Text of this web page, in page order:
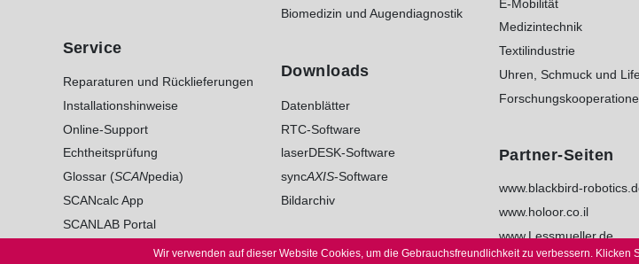
Service
Reparaturen und Rücklieferungen
Installationshinweise
Online-Support
Echtheitsprüfung
Glossar (SCANpedia)
SCANcalc App
SCANLAB Portal
Biomedizin und Augendiagnostik
Downloads
Datenblätter
RTC-Software
laserDESK-Software
syncAXIS-Software
Bildarchiv
E-Mobilität
Medizintechnik
Textilindustrie
Uhren, Schmuck und
Partner-Seiten
www.blackbird-
www.holoor.co.il
www.Lessmueller.de
Wir verwenden auf dieser Website Cookies, um die Gebrauchsfreundlichkeit zu verbessern. Klicken